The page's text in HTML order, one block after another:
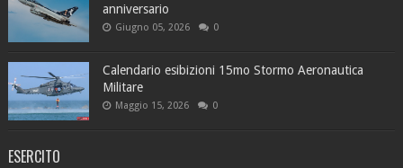
anniversario
Giugno 05, 2026 0
Calendario esibizioni 15mo Stormo Aeronautica
Militare
Maggio 15, 2026 0
ESERCITO